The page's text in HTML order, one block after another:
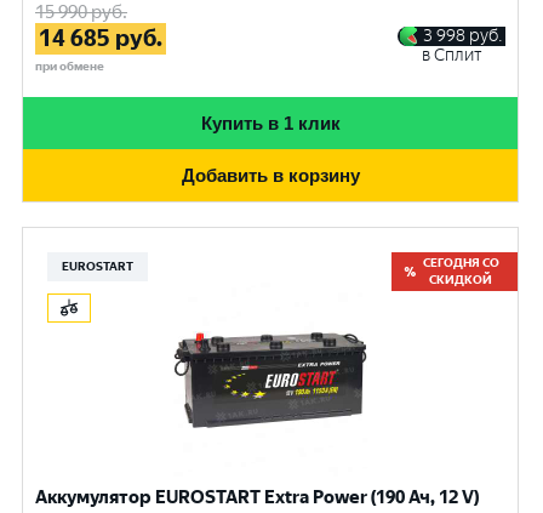
15 990руб.
14 685 руб.
при обмене
3 998 руб.
в Сплит
Купить в 1 клик
Добавить в корзину
EUROSTART
СЕГОДНЯ СО
СКИДКОЙ
Аккумулятор EUROSTART Extra Power (190 Ач, 12 V)